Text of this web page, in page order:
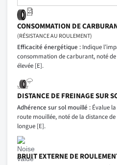
CONSOMMATION DE
(RÉSISTANCE AU ROULEMENT)
Efficacité énergétique : Indique
consommation de carburant, noté
élevée [E].
DISTANCE DE FREINAGE SUR
Adhérence sur sol mouillé : Évalue
route mouillée, noté de la distance
longue [E].
BRUIT EXTERNE DE